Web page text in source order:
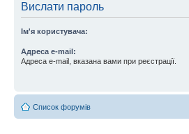
Вислати пароль
Ім'я користувача:
Адреса e-mail:
Адреса e-mail, вказана вами при реєстрації.
Список форумів